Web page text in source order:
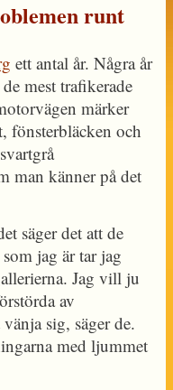
runt
ett antal år. Några år
mest trafikerade
märker
fönsterbläcken och
man känner på det
säger det att de
jag är tar jag
Jag vill ju
av
sig, säger de.
med ljummet